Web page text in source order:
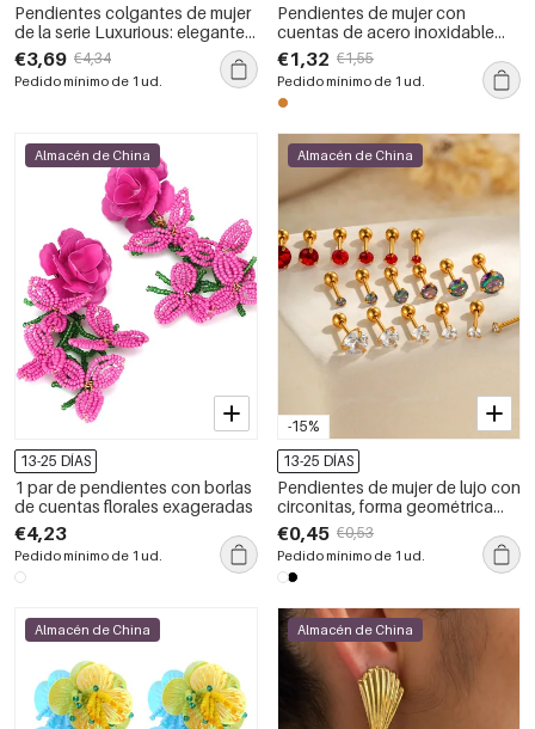
Pendientes colgantes de mujer
de la serie Luxurious: elegantes,
con borla, de acero inoxidable,
resistentes al agua y de color
dorado con circonitas.
€3,69 €4,34
Pedido mínimo de 1 ud.
Pendientes de mujer con
cuentas de acero inoxidable
color oro de la serie Simple
Retro Beads
€1,32 €1,55
Pedido mínimo de 1 ud.
Almacén de China
13-25 DÍAS
1 par de pendientes con borlas
de cuentas florales exageradas
€4,23
Pedido mínimo de 1 ud.
-15%
Almacén de China
13-25 DÍAS
Pendientes de mujer de lujo con
circonitas, forma geométrica
simple, acero inoxidable,
resistentes al agua y color
dorado.
€0,45 €0,53
Pedido mínimo de 1 ud.
Almacén de China Almacén de China